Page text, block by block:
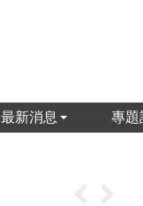
最新消息 專題